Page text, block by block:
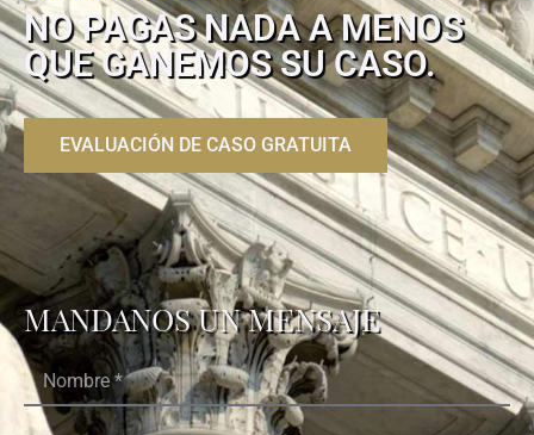
NO PAGAS NADAA MENOS
QUE GANEMOS SU CASO.
EVALUACIÓN DE CASO GRATUITA
MANDANOS UN MENSAJE